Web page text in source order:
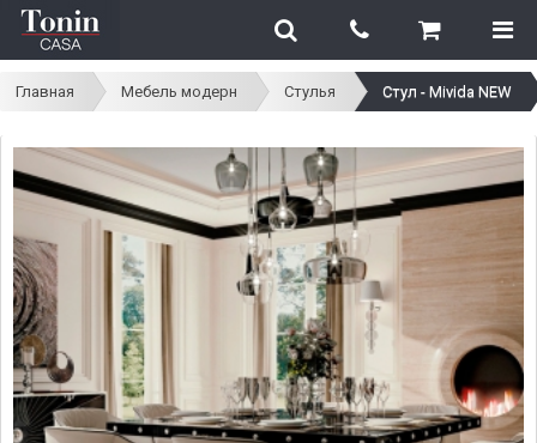
Главная Мебель модерн Стулья Стул - Mivida NEW